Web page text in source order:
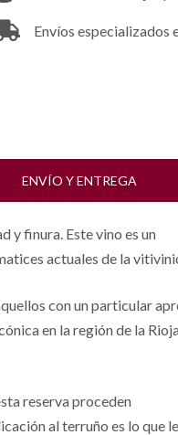
Envíos especializados
ENVÍO Y ENTREGA
y finura. Este vino es un
actuales de la
con un particular
en la región de la
reserva proceden
al terruño es lo que le